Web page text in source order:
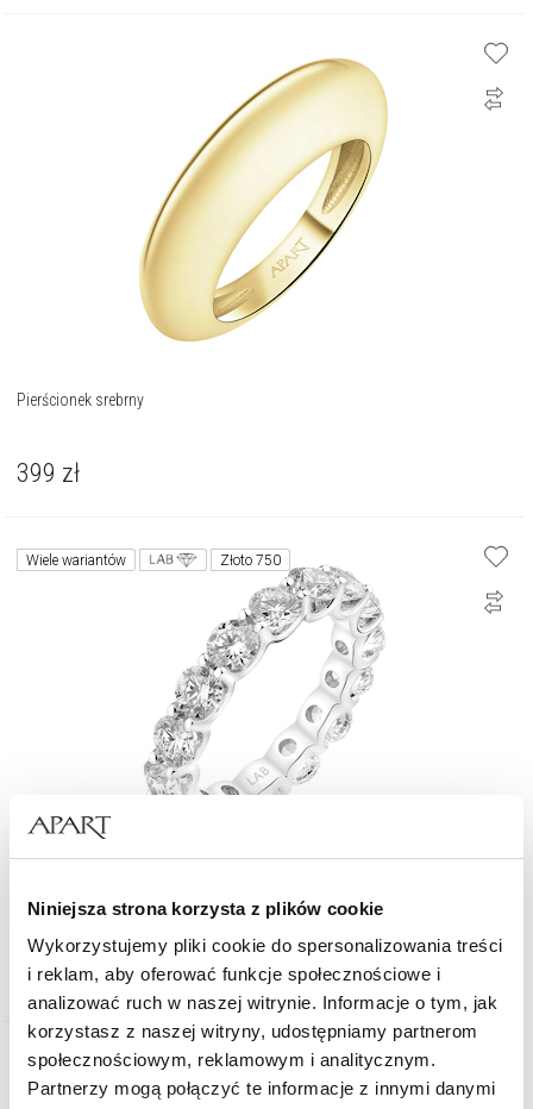
Niniejsza strona korzysta z plików cookie
Wykorzystujemy pliki cookie do spersonalizowania treści
i reklam, aby oferować funkcje społecznościowe i
analizować ruch w naszej witrynie. Informacje o tym, jak
korzystasz z naszej witryny, udostępniamy partnerom
społecznościowym, reklamowym i analitycznym.
Partnerzy mogą połączyć te informacje z innymi danymi
Pierścionek srebrny
399 zł
Wiele wariantów Złoto 750
Pierścionek z białego złota z brylantami laboratoryjnymi - Eternity - 3,75 ct -
próba 750
od 15 990 zł
Wiele wariantów Złoto 585